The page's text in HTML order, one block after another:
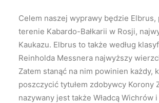
Celem naszej wyprawy będzie Elbrus,
terenie Kabardo-Bałkarii w Rosji,
Kaukazu. Elbrus to także według
Reinholda Messnera najwyższy
Zatem stanąć na nim powinien każdy,
poszczycić tytułem zdobywcy Korony
nazywany jest także Władcą Wichrów